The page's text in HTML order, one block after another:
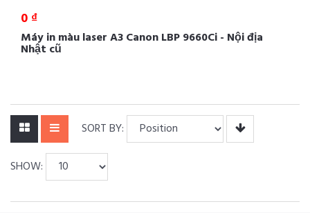
0 ₫
Máy in màu laser A3 Canon LBP 9660Ci - Nội địa
Nhật cũ
SORT BY:
SHOW: